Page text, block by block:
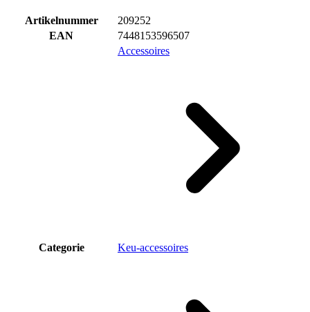
Artikelnummer
209252
EAN
7448153596507
Categorie
Accessoires
Keu-accessoires